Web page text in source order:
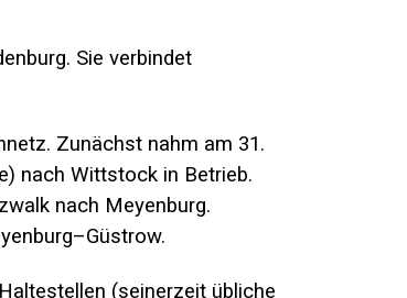
. Sie verbindet
Zunächst nahm am 31.
nach Wittstock in Betrieb.
nach Meyenburg.
.
(seinerzeit übliche